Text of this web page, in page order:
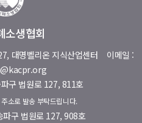
소생협회
대명벨리온 지식산업센터 이메일 :
구 법원로 127, 811호
소로 발송 부탁드립니다.
파구 법원로 127, 908호